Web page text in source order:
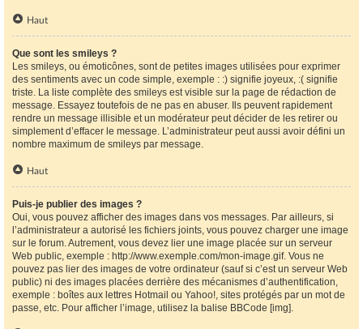
Haut
Que sont les smileys ?
Les smileys, ou émoticônes, sont de petites images utilisées pour exprimer
des sentiments avec un code simple, exemple : :) signifie joyeux, :( signifie
triste. La liste complète des smileys est visible sur la page de rédaction de
message. Essayez toutefois de ne pas en abuser. Ils peuvent rapidement
rendre un message illisible et un modérateur peut décider de les retirer ou
simplement d’effacer le message. L’administrateur peut aussi avoir défini un
nombre maximum de smileys par message.
Haut
Puis-je publier des images ?
Oui, vous pouvez afficher des images dans vos messages. Par ailleurs, si
l’administrateur a autorisé les fichiers joints, vous pouvez charger une image
sur le forum. Autrement, vous devez lier une image placée sur un serveur
Web public, exemple : http://www.exemple.com/mon-image.gif. Vous ne
pouvez pas lier des images de votre ordinateur (sauf si c’est un serveur Web
public) ni des images placées derrière des mécanismes d’authentification,
exemple : boîtes aux lettres Hotmail ou Yahoo!, sites protégés par un mot de
passe, etc. Pour afficher l’image, utilisez la balise BBCode [img].